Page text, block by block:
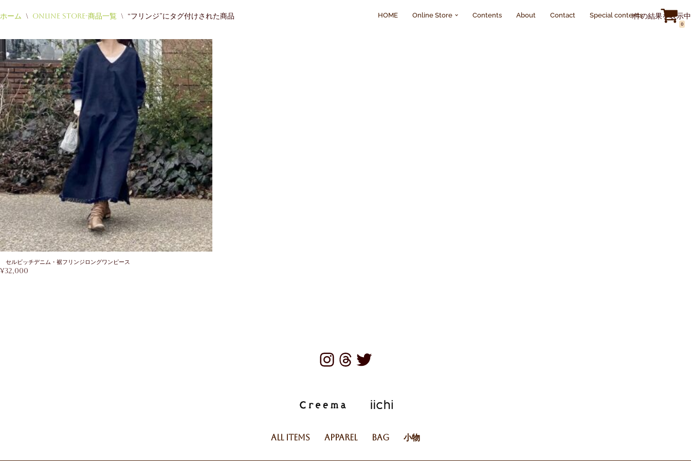
ン
テ
ン
ツ
へ
ス
キ
ッ
プ
HOME Online Store Contents About Contact Special contents
0
ホーム \ Online Store-商品一覧 \ “フリンジ”にタグ付けされた商品 1件の結果を表示中
セルビッチデニム・裾フリンジロングワンピース
¥32,000
All Items Apparel Bag 小物